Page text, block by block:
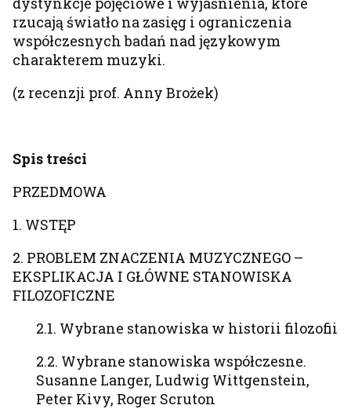
rzucają światło na zasięg i ograniczenia
współczesnych badań nad językowym
charakterem muzyki.
(z recenzji prof. Anny Brożek)
Spis treści
PRZEDMOWA
1. WSTĘP
2. PROBLEM ZNACZENIA MUZYCZNEGO –
EKSPLIKACJA I GŁÓWNE STANOWISKA
FILOZOFICZNE
2.1. Wybrane stanowiska w historii filozofii
2.2. Wybrane stanowiska współczesne.
Susanne Langer, Ludwig Wittgenstein,
Peter Kivy, Roger Scruton